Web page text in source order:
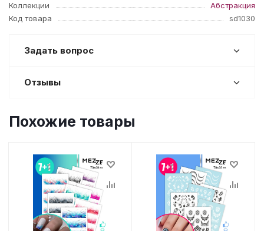
Коллекции
Абстракция
Код товара
sd1030
Задать вопрос
Отзывы
Похожие товары